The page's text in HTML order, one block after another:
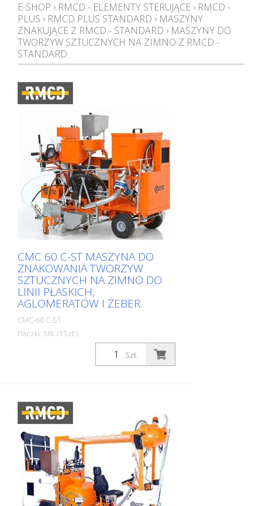
E-SHOP › RMCD - ELEMENTY STERUJĄCE › RMCD -
PLUS › RMCD PLUS STANDARD › MASZYNY
ZNAKUJĄCE Z RMCD - STANDARD › MASZYNY DO
TWORZYW SZTUCZNYCH NA ZIMNO Z RMCD -
STANDARD
CMC 60 C-ST MASZYNA DO
ZNAKOWANIA TWORZYW
SZTUCZNYCH NA ZIMNO DO
LINII PŁASKICH,
AGLOMERATÓW I ŻEBER.
CMC-60 C-ST
Paczki: Stk. (1Szt.)
Samojezdna maszyna do znakowania
dróg plastikiem na zimno. Wysoce
zależności od wyposażenia można
stosować linie płaskie, aglomeraty
(oznaczenia teksturowane) lub
oznaczenia żebrowane. Silnik benzynowy:
- Moc 16 KM - Rozrusznik elektryczny, z
rozrusznikiem ręcznym w sytuacjach
awaryjnych - Alternator do ładowania
akumulatora - Odśrodkowe koło pasowe
RMCD - urządzenie do kontroli
Szt.